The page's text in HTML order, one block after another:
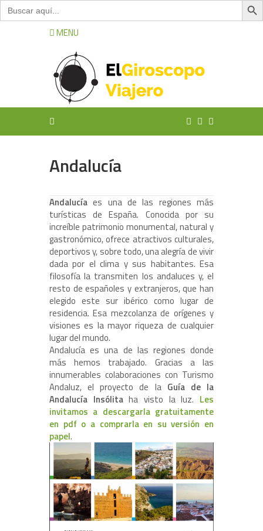
Buscar:
MENU
Andalucía
Andalucía es una de las regiones más
turísticas de España. Conocida por su
increíble patrimonio monumental, natural y
gastronómico, ofrece atractivos culturales,
deportivos y, sobre todo, una alegría de vivir
dada por el clima y sus habitantes. Esa
filosofía la transmiten los andaluces y, el
resto de españoles y extranjeros, que han
elegido este sur ibérico como lugar de
residencia. Esa mezcolanza de orígenes y
visiones es la mayor riqueza de cualquier
lugar del mundo.
Andalucía es una de las regiones donde
más hemos trabajado. Gracias a las
innumerables colaboraciones con Turismo
Andaluz, el proyecto de la Guía de la
Andalucía Insólitaha visto la luz. Les
invitamos a descargarla gratuitamente
en pdf o a comprarla en su versión en
papel.